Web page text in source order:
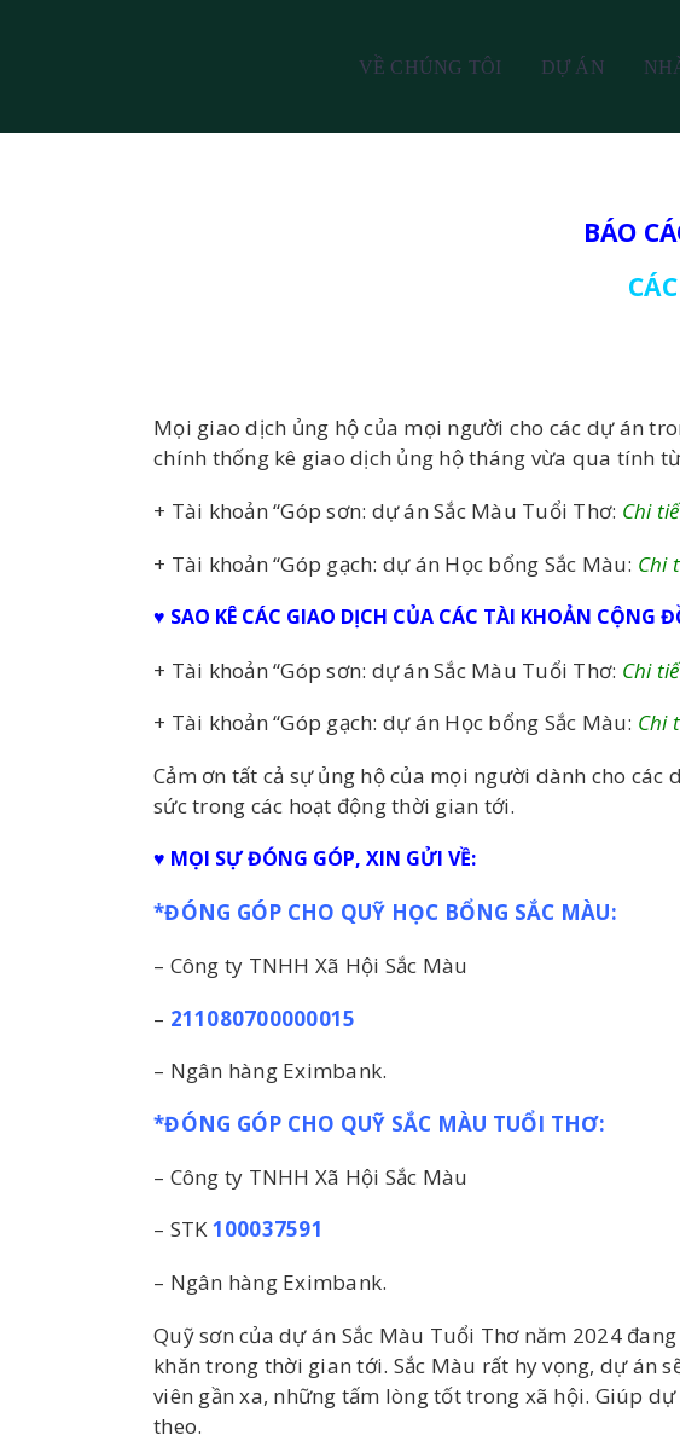
VỀ CHÚNG TÔI DỰ ÁN
BÁO
Mọi giao dịch ủng hộ của mọi người cho các dự án
chính thống kê giao dịch ủng hộ tháng vừa qua tính
+ Tài khoản “Góp sơn: dự án Sắc Màu Tuổi Thơ: Chi
+ Tài khoản “Góp gạch: dự án Học bổng Sắc Màu: Chi
♥ SAO KÊ CÁC GIAO DỊCH CỦA CÁC TÀI KHOẢN CỘNG
+ Tài khoản “Góp sơn: dự án Sắc Màu Tuổi Thơ: Chi
+ Tài khoản “Góp gạch: dự án Học bổng Sắc Màu: Chi
Cảm ơn tất cả sự ủng hộ của mọi người dành cho
sức trong các hoạt động thời gian tới.
♥ MỌI SỰ ĐÓNG GÓP, XIN GỬI VỀ:
*ĐÓNG GÓP CHO QUỸ HỌC BỔNG SẮC MÀU:
– Công ty TNHH Xã Hội Sắc Màu
– 211080700000015
– Ngân hàng Eximbank.
*ĐÓNG GÓP CHO QUỸ SẮC MÀU TUỔI THƠ:
– Công ty TNHH Xã Hội Sắc Màu
– STK100037591
– Ngân hàng Eximbank.
Quỹ sơn của dự án Sắc Màu Tuổi Thơ năm 2024
khăn trong thời gian tới. Sắc Màu rất hy vọng, dự án
viên gần xa, những tấm lòng tốt trong xã hội. Giúp
theo.